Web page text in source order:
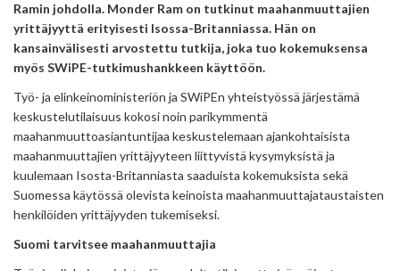
Ramin johdolla. Monder Ram on tutkinut maahanmuuttajien
yrittäjyyttä erityisesti Isossa-Britanniassa. Hän on
kansainvälisesti arvostettu tutkija, joka tuo kokemuksensa
myös SWiPE-tutkimushankkeen käyttöön.
Työ- ja elinkeinoministeriön ja SWiPEn yhteistyössä järjestämä
keskustelutilaisuus kokosi noin parikymmentä
maahanmuuttoasiantuntijaa keskustelemaan ajankohtaisista
maahanmuuttajien yrittäjyyteen liittyvistä kysymyksistä ja
kuulemaan Isosta-Britanniasta saaduista kokemuksista sekä
Suomessa käytössä olevista keinoista maahanmuuttajataustaisten
henkilöiden yrittäjyyden tukemiseksi.
Suomi tarvitsee maahanmuuttajia